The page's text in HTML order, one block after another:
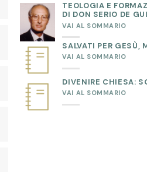
TEOLOGIA E
DI DON SERIO DE
VAI AL SOMMARIO
SALVATI PER GESÙ,
VAI AL SOMMARIO
DIVENIRE CHIESA:
VAI AL SOMMARIO